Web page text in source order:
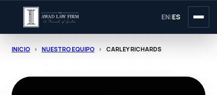
EN|ES
INICIO > NUESTRO EQUIPO > CARLEY RICHARDS